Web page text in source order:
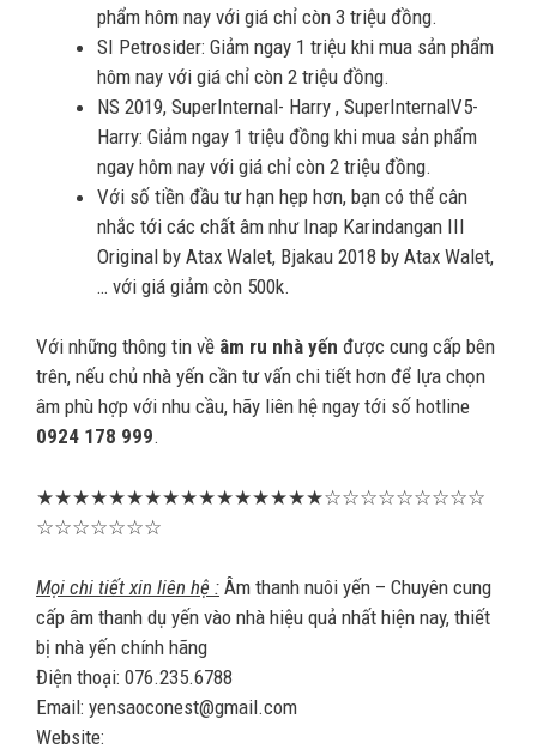
phẩm hôm nay với giá chỉ còn 3 triệu đồng.
SI Petrosider: Giảm ngay 1 triệu khi mua sản phẩm
hôm nay với giá chỉ còn 2 triệu đồng.
NS 2019, SuperInternal- Harry , SuperInternalV5-
Harry: Giảm ngay 1 triệu đồng khi mua sản phẩm
ngay hôm nay với giá chỉ còn 2 triệu đồng.
Với số tiền đầu tư hạn hẹp hơn, bạn có thể cân
nhắc tới các chất âm như Inap Karindangan III
Original by Atax Walet, Bjakau 2018 by Atax Walet,
… với giá giảm còn 500k.
Với những thông tin về âm ru nhà yến được cung cấp bên
trên, nếu chủ nhà yến cần tư vấn chi tiết hơn để lựa chọn
âm phù hợp với nhu cầu, hãy liên hệ ngay tới số hotline
0924 178 999.
★★★★★★★★★★★★★★★★☆☆☆☆☆☆☆☆☆
☆☆☆☆☆☆☆
Mọi chi tiết xin liên hệ : Âm thanh nuôi yến – Chuyên cung
cấp âm thanh dụ yến vào nhà hiệu quả nhất hiện nay, thiết
bị nhà yến chính hãng
Điện thoại: 076.235.6788
Email: yensaoconest@gmail.com
Website: